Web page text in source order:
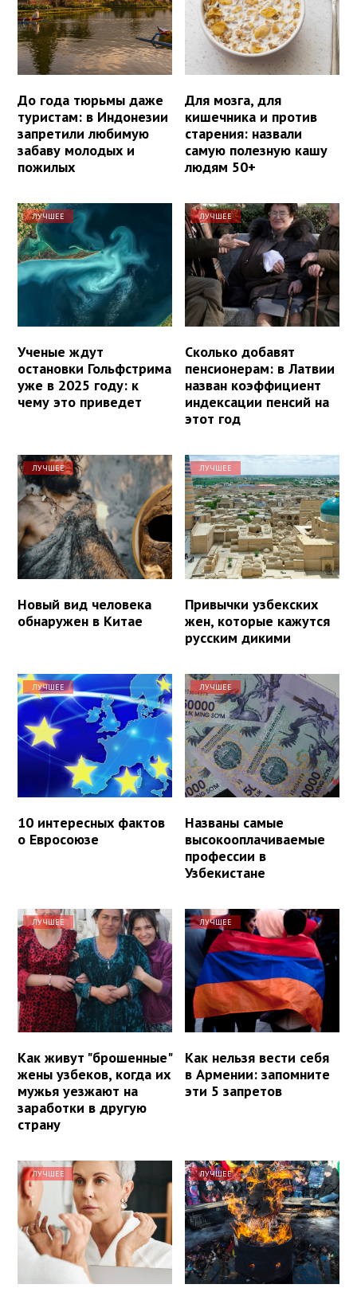
До года тюрьмы даже
туристам: в Индонезии
запретили любимую
забаву молодых и
пожилых
Для мозга, для
кишечника и против
старения: назвали
самую полезную кашу
людям 50+
ЛУЧШЕЕ
Ученые ждут
остановки Гольфстрима
уже в 2025 году: к
чему это приведет
ЛУЧШЕЕ
Сколько добавят
пенсионерам: в Латвии
назван коэффициент
индексации пенсий на
этот год
ЛУЧШЕЕ
Новый вид человека
обнаружен в Китае
ЛУЧШЕЕ
Привычки узбекских
жен, которые кажутся
русским дикими
ЛУЧШЕЕ
10 интересных фактов
о Евросоюзе
ЛУЧШЕЕ
Названы самые
высокооплачиваемые
профессии в
Узбекистане
ЛУЧШЕЕ
Как живут "брошенные"
жены узбеков, когда их
мужья уезжают на
заработки в другую
страну
ЛУЧШЕЕ
Как нельзя вести себя
в Армении: запомните
эти 5 запретов
ЛУЧШЕЕ ЛУЧШЕЕ